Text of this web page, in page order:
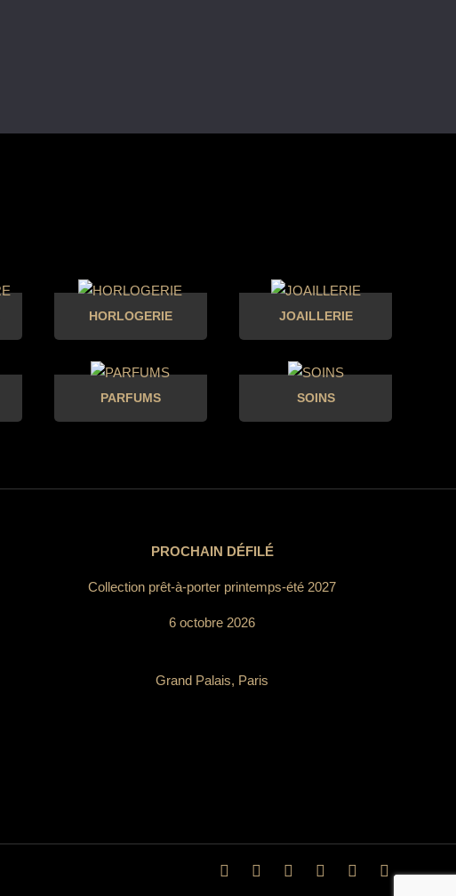
HORLOGERIE JOAILLERIE
PARFUMS SOINS
PROCHAIN DÉFILÉ
Collection prêt-à-porter printemps-été 2027
6 octobre 2026
Grand Palais, Paris